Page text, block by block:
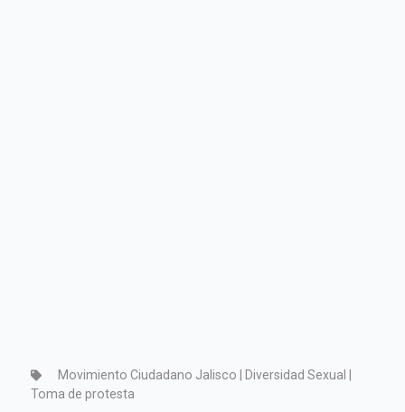
Movimiento Ciudadano Jalisco | Diversidad Sexual |
Toma de protesta